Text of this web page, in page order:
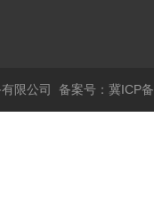
限公司 备案号：冀ICP